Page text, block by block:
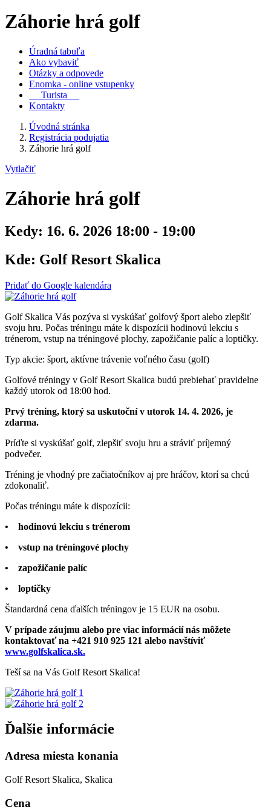
Záhorie hrá golf
Úradná tabuľa
Ako vybaviť
Otázky a odpovede
Enomka - online vstupenky
Turista
Kontakty
Úvodná stránka
Registrácia podujatia
Záhorie hrá golf
Vytlačiť
Záhorie hrá golf
Kedy: 16. 6. 2026 18:00 - 19:00
Kde: Golf Resort Skalica
Pridať do Google kalendára
Golf Skalica Vás pozýva si vyskúšať golfový šport alebo zlepšiť
svoju hru. Počas tréningu máte k dispozícii hodinovú lekciu s
trénerom, vstup na tréningové plochy, zapožičanie palíc a loptičky.
Typ akcie: šport, aktívne trávenie voľného času (golf)
Golfové tréningy v Golf Resort Skalica budú prebiehať pravidelne
každý utorok od 18:00 hod.
Prvý tréning, ktorý sa uskutoční v utorok 14. 4. 2026, je
zdarma.
Príďte si vyskúšať golf, zlepšiť svoju hru a stráviť príjemný
podvečer.
Tréning je vhodný pre začiatočníkov aj pre hráčov, ktorí sa chcú
zdokonaliť.
Počas tréningu máte k dispozícii:
• hodinovú lekciu s trénerom
• vstup na tréningové plochy
• zapožičanie palíc
• loptičky
Štandardná cena ďalších tréningov je 15 EUR na osobu.
V prípade záujmu alebo pre viac informácií nás môžete
kontaktovať na +421 910 925 121 alebo navštíviť
www.golfskalica.sk.
Teší sa na Vás Golf Resort Skalica!
Ďalšie informácie
Adresa miesta konania
Golf Resort Skalica, Skalica
Cena